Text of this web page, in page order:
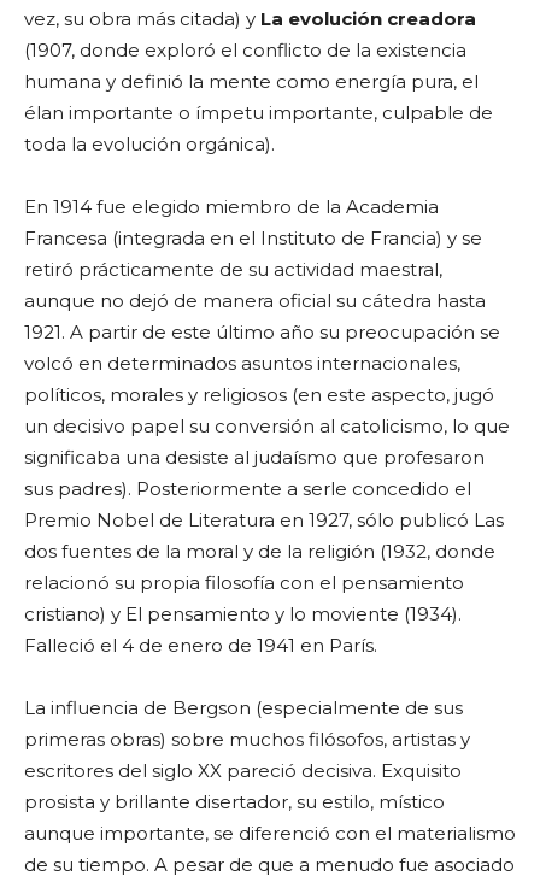
vez, su obra más citada) y La evolución creadora
(1907, donde exploró el conflicto de la existencia
humana y definió la mente como energía pura, el
élan importante o ímpetu importante, culpable de
toda la evolución orgánica).
En 1914 fue elegido miembro de la Academia
Francesa (integrada en el Instituto de Francia) y se
retiró prácticamente de su actividad maestral,
aunque no dejó de manera oficial su cátedra hasta
1921. A partir de este último año su preocupación se
volcó en determinados asuntos internacionales,
políticos, morales y religiosos (en este aspecto, jugó
un decisivo papel su conversión al catolicismo, lo que
significaba una desiste al judaísmo que profesaron
sus padres). Posteriormente a serle concedido el
Premio Nobel de Literatura en 1927, sólo publicó Las
dos fuentes de la moral y de la religión (1932, donde
relacionó su propia filosofía con el pensamiento
cristiano) y El pensamiento y lo moviente (1934).
Falleció el 4 de enero de 1941 en París.
La influencia de Bergson (especialmente de sus
primeras obras) sobre muchos filósofos, artistas y
escritores del siglo XX pareció decisiva. Exquisito
prosista y brillante disertador, su estilo, místico
aunque importante, se diferenció con el materialismo
de su tiempo. A pesar de que a menudo fue asociado